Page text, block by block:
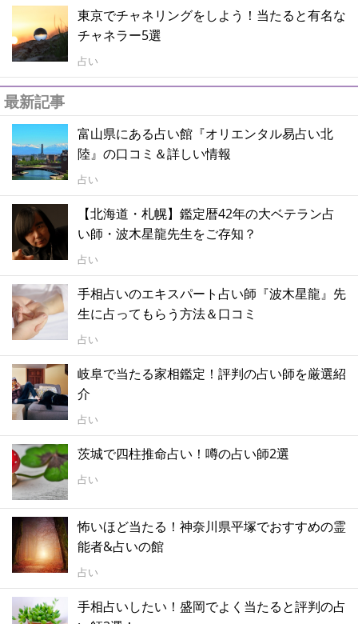
東京でチャネリングをしよう！当たると有名な
チャネラー5選
占い
最新記事
富山県にある占い館『オリエンタル易占い北
陸』の口コミ＆詳しい情報
占い
【北海道・札幌】鑑定暦42年の大ベテラン占
い師・波木星龍先生をご存知？
占い
手相占いのエキスパート占い師『波木星龍』先
生に占ってもらう方法＆口コミ
占い
岐阜で当たる家相鑑定！評判の占い師を厳選紹
介
占い
茨城で四柱推命占い！噂の占い師2選
占い
怖いほど当たる！神奈川県平塚でおすすめの霊
能者&占いの館
占い
手相占いしたい！盛岡でよく当たると評判の占